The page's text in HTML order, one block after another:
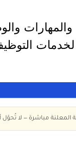
المعلنة مباشرة — لا